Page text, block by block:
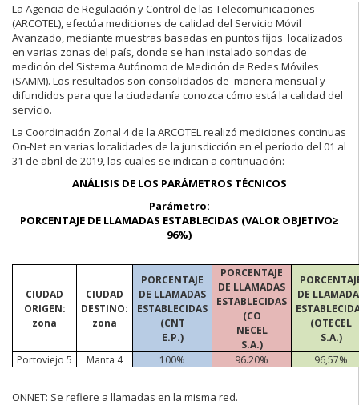
La Agencia de Regulación y Control de las Telecomunicaciones
(ARCOTEL), efectúa mediciones de calidad del Servicio Móvil
Avanzado, mediante muestras basadas en puntos fijos localizados
en varias zonas del país, donde se han instalado sondas de
medición del Sistema Autónomo de Medición de Redes Móviles
(SAMM). Los resultados son consolidados de manera mensual y
difundidos para que la ciudadanía conozca cómo está la calidad del
servicio.
La Coordinación Zonal 4 de la ARCOTEL realizó mediciones continuas
On-Net en varias localidades de la jurisdicción en el período del 01 al
31 de abril de 2019, las cuales se indican a continuación:
ANÁLISIS DE LOS PARÁMETROS TÉCNICOS
Parámetro:
PORCENTAJE DE LLAMADAS ESTABLECIDAS (VALOR OBJETIVO≥
96%)
CIUDAD
ORIGEN:
zona
CIUDAD
DESTINO:
zona
PORCENTAJE
DE LLAMADAS
ESTABLECIDAS
(CNT
E.P.)
PORCENTAJE
DE LLAMADAS
ESTABLECIDAS
(CO
NECEL
S.A.)
DE
(OTECEL
S.A.)
Portoviejo 5
Manta 4 100% 96.20% 96,57%
ONNET: Se refiere a llamadas en la misma red.